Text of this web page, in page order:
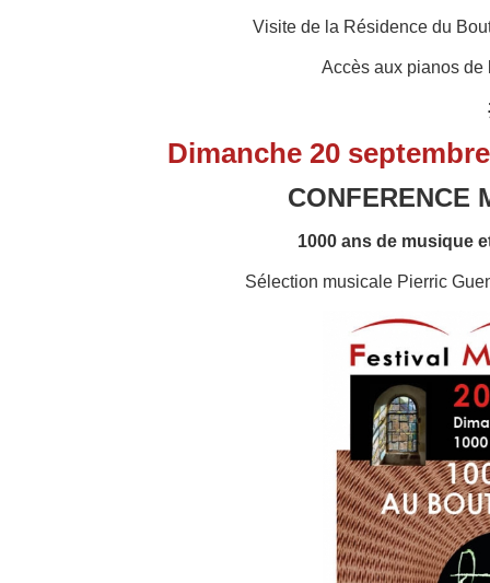
Visite de la Résidence du
Accès aux pianos de
Dimanche 20
CONFERENCE
1000 ans de musique
Sélection musicale Pierric